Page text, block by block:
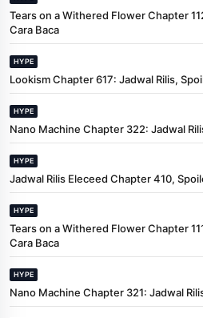
Tears on a Withered Flower Chapter
Cara Baca
HYPE
Lookism Chapter 617: Jadwal Rilis,
HYPE
Nano Machine Chapter 322: Jadwal
HYPE
Jadwal Rilis Eleceed Chapter 410,
HYPE
Tears on a Withered Flower Chapter
Cara Baca
HYPE
Nano Machine Chapter 321: Jadwal